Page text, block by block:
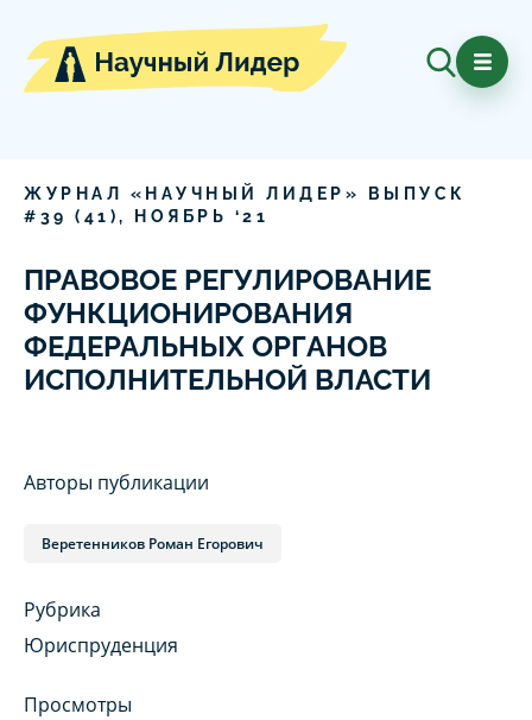
ЖУРНАЛ «НАУЧНЫЙ ЛИДЕР» ВЫПУСК
# 39 ( 41 ), НОЯБРЬ ‘21
ПРАВОВОЕ РЕГУЛИРОВАНИЕ
ФУНКЦИОНИРОВАНИЯ
ФЕДЕРАЛЬНЫХ ОРГАНОВ
ИСПОЛНИТЕЛЬНОЙ ВЛАСТИ
Авторы публикации
Веретенников Роман Егорович
Рубрика
Юриспруденция
Просмотры